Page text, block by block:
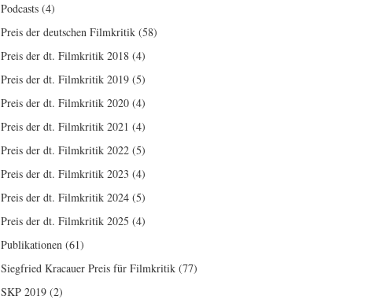
Podcasts (4)
Preis der deutschen Filmkritik (58)
Preis der dt. Filmkritik 2018 (4)
Preis der dt. Filmkritik 2019 (5)
Preis der dt. Filmkritik 2020 (4)
Preis der dt. Filmkritik 2021 (4)
Preis der dt. Filmkritik 2022 (5)
Preis der dt. Filmkritik 2023 (4)
Preis der dt. Filmkritik 2024 (5)
Preis der dt. Filmkritik 2025 (4)
Publikationen (61)
Siegfried Kracauer Preis für Filmkritik (77)
SKP 2019 (2)